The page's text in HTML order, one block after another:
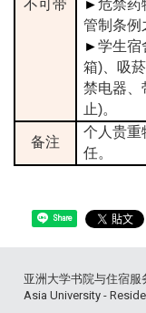
不可带
►危禁药
管制条例
►学生宿
箱)、吸
禁电器、
止)。
备注
个人贵重
任。
Share
亚洲大学书院与住宿服
Asia University -